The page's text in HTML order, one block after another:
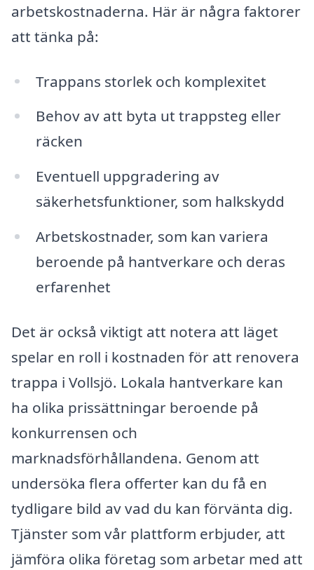
arbetskostnaderna. Här är några faktorer
att tänka på:
Trappans storlek och komplexitet
Behov av att byta ut trappsteg eller
räcken
Eventuell uppgradering av
säkerhetsfunktioner, som halkskydd
Arbetskostnader, som kan variera
beroende på hantverkare och deras
erfarenhet
Det är också viktigt att notera att läget
spelar en roll i kostnaden för att renovera
trappa i Vollsjö. Lokala hantverkare kan
ha olika prissättningar beroende på
konkurrensen och
marknadsförhållandena. Genom att
undersöka flera offerter kan du få en
tydligare bild av vad du kan förvänta dig.
Tjänster som vår plattform erbjuder, att
jämföra olika företag som arbetar med att